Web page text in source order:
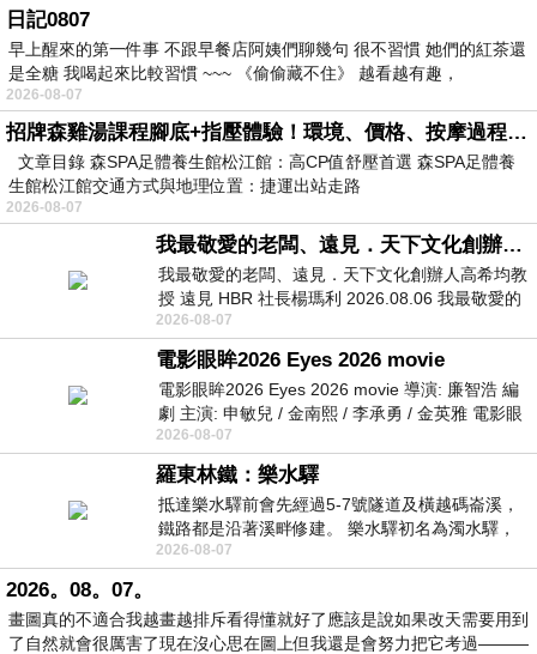
日記0807
早上醒來的第一件事 不跟早餐店阿姨們聊幾句 很不習慣 她們的紅茶還
是全糖 我喝起來比較習慣 ~~~ 《偷偷藏不住》 越看越有趣，
2026-08-07
招牌森雞湯課程腳底+指壓體驗！環境、價格、按摩過程全紀錄，森SPA足體養生館松江館最新價格表
文章目錄 森SPA足體養生館松江館：高CP值舒壓首選 森SPA足體養
生館松江館交通方式與地理位置：捷運出站走路
2026-08-07
我最敬愛的老闆、遠見．天下文化創辦人高希均教授
我最敬愛的老闆、遠見．天下文化創辦人高希均教
授 遠見 HBR 社長楊瑪利 2026.08.06 我最敬愛的
老闆、遠見．天下文化創辦人高希均教
2026-08-07
電影眼眸2026 Eyes 2026 movie
電影眼眸2026 Eyes 2026 movie 導演: 廉智浩 編
劇 主演: 申敏兒 / 金南熙 / 李承勇 / 金英雅 電影眼
眸2026描述攝影師徐珍因遺
2026-08-07
羅東林鐵：樂水驛
抵達樂水驛前會先經過5-7號隧道及橫越碼崙溪，
鐵路都是沿著溪畔修建。 樂水驛初名為濁水驛，
但因與臺鐵集集線車站同名，於1953
2026-08-07
2026。08。07。
畫圖真的不適合我越畫越排斥看得懂就好了應該是說如果改天需要用到
了自然就會很厲害了現在沒心思在圖上但我還是會努力把它考過———